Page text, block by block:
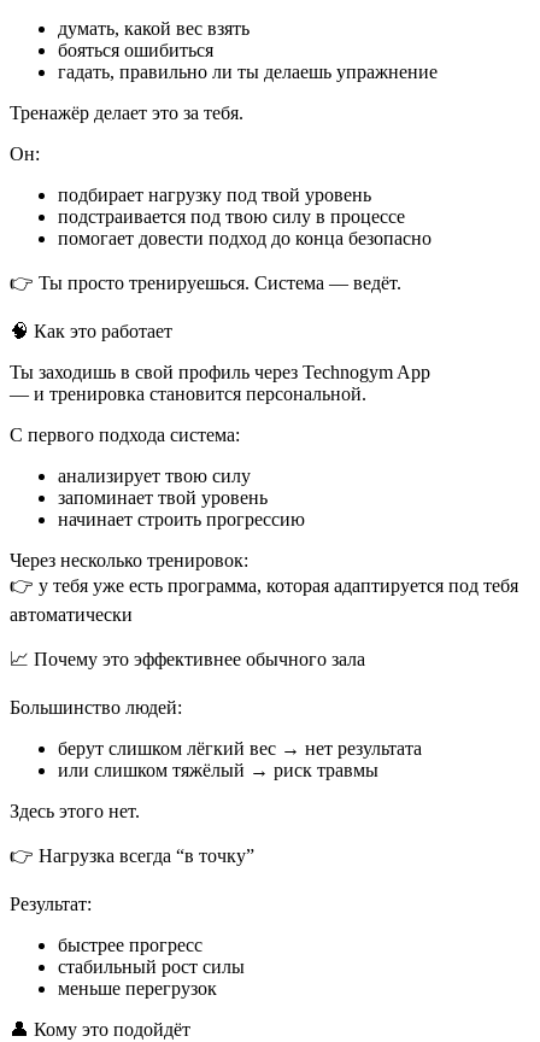
думать, какой вес взять
бояться ошибиться
гадать, правильно ли ты делаешь упражнение
Тренажёр делает это за тебя.
Он:
подбирает нагрузку под твой уровень
подстраивается под твою силу в процессе
помогает довести подход до конца безопасно
👉 Ты просто тренируешься. Система — ведёт.
🧠 Как это работает
Ты заходишь в свой профиль через Technogym App
— и тренировка становится персональной.
С первого подхода система:
анализирует твою силу
запоминает твой уровень
начинает строить прогрессию
Через несколько тренировок:
👉 у тебя уже есть программа, которая адаптируется под тебя
автоматически
📈 Почему это эффективнее обычного зала
Большинство людей:
берут слишком лёгкий вес → нет результата
или слишком тяжёлый → риск травмы
Здесь этого нет.
👉 Нагрузка всегда “в точку”
Результат:
быстрее прогресс
стабильный рост силы
меньше перегрузок
👤 Кому это подойдёт